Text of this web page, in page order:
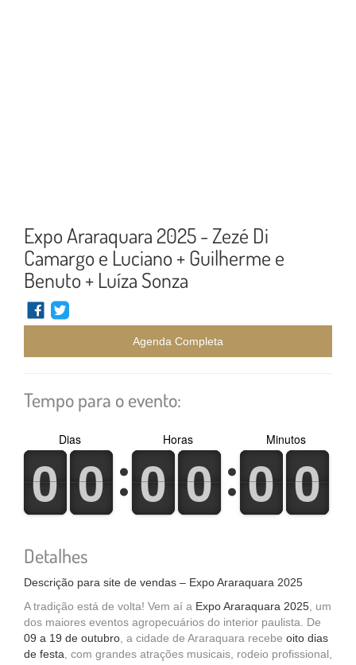
Expo Araraquara 2025 - Zezé Di
Camargo e Luciano + Guilherme e
Benuto + Luíza Sonza
Agenda Completa
Tempo para o evento:
0
0
1
1 0
0
1
1
Dias
0
0
1
1 0
0
1
1
Horas
0
0
1
1 0
0
1
1
Minutos
Detalhes
Descrição para site de vendas – Expo Araraquara 2025
A tradição está de volta! Vem aí a Expo Araraquara 2025 , um
dos maiores eventos agropecuários do interior paulista. De
09 a 19 de outubro , a cidade de Araraquara recebe oito dias
de festa , com grandes atrações musicais, rodeio profissional,